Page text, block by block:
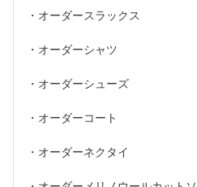
・オーダースラックス
・オーダーシャツ
・オーダーシューズ
・オーダーコート
・オーダーネクタイ